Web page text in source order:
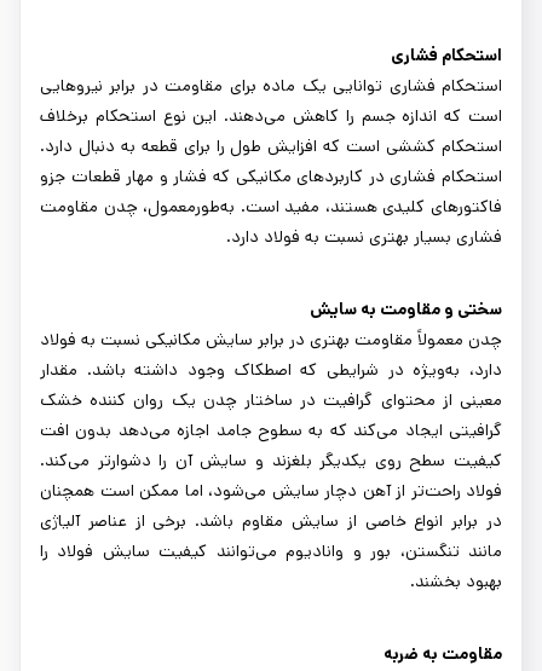
استحکام فشاری
استحکام فشاری توانایی یک ماده برای مقاومت در برابر نیروهایی
است که اندازه جسم را کاهش می‌دهند. این نوع استحکام برخلاف
استحکام کششی است که افزایش طول را برای قطعه به دنبال دارد.
استحکام فشاری در کاربردهای مکانیکی که فشار و مهار قطعات جزو
فاکتورهای کلیدی هستند، مفید است. به‌طورمعمول، چدن مقاومت
فشاری بسیار بهتری نسبت به فولاد دارد.
سختی و مقاومت به سایش
چدن معمولاً مقاومت بهتری در برابر سایش مکانیکی نسبت به فولاد
دارد، به‌ویژه در شرایطی که اصطکاک وجود داشته باشد. مقدار
معینی از محتوای گرافیت در ساختار چدن یک روان کننده خشک
گرافیتی ایجاد می‌کند که به سطوح جامد اجازه می‌دهد بدون افت
کیفیت سطح روی یکدیگر بلغزند و سایش آن را دشوارتر می‌کند.
فولاد راحت‌تر از آهن دچار سایش می‌شود، اما ممکن است همچنان
در برابر انواع خاصی از سایش مقاوم باشد. برخی از عناصر آلیاژی
مانند تنگستن، بور و وانادیوم می‌توانند کیفیت سایش فولاد را
بهبود بخشند.
مقاومت به ضربه